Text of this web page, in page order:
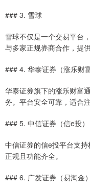
### 3. 雪球
雪球不仅是一个交易平台
与多家正规券商合作，提
### 4. 华泰证券（涨乐财富
华泰证券旗下的涨乐财富
务。平台安全可靠，适合
### 5. 中信证券（信e投）
中信证券的信e投平台支
正规且功能齐全。
### 6. 广发证券（易淘金）